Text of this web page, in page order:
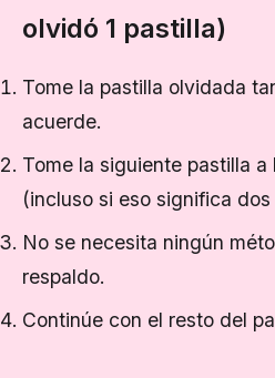
olvidó 1 pastilla)
Tome la pastilla olvidada
acuerde.
Tome la siguiente pastilla a
(incluso si eso significa
No se necesita ningún
respaldo.
Continúe con el resto del